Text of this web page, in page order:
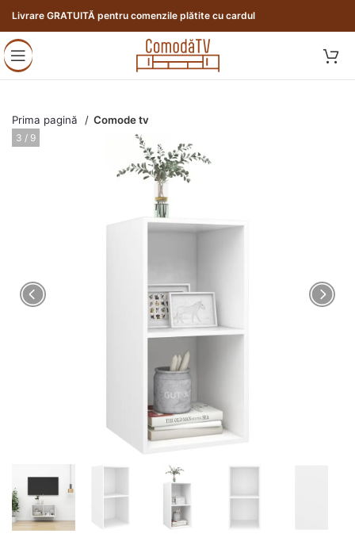
Livrare GRATUITĂ pentru comenzile plătite cu cardul
Prima pagină Comode tv
3 / 9